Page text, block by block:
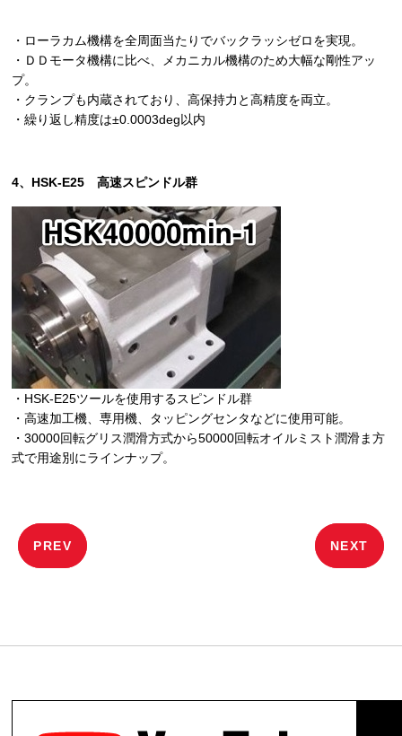
・ローラカム機構を全周面当たりでバックラッシゼロを実現。
・ＤＤモータ機構に比べ、メカニカル機構のため大幅な剛性アッ
プ。
・クランプも内蔵されており、高保持力と高精度を両立。
・繰り返し精度は±0.0003deg以内
4、HSK-E25 高速スピンドル群
・HSK-E25ツールを使用するスピンドル群
・高速加工機、専用機、タッピングセンタなどに使用可能。
・30000回転グリス潤滑方式から50000回転オイルミスト潤滑ま方
式で用途別にラインナップ。
ー
PREV NEXT